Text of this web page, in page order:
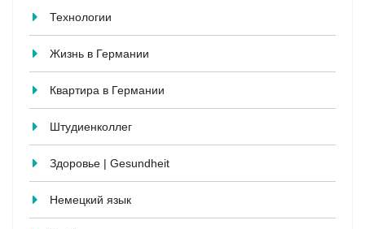
Технологии
Жизнь в Германии
Квартира в Германии
Штудиенколлег
Здоровье | Gesundheit
Немецкий язык